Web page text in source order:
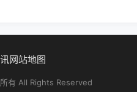
网站地图
有 All Rights Reserved